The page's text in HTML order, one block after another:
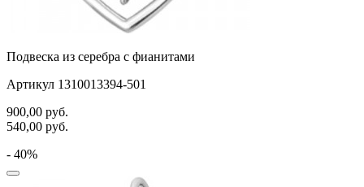
Подвеска из серебра с фианитами
Артикул 1310013394-501
900,00 руб.
540,00 руб.
- 40%